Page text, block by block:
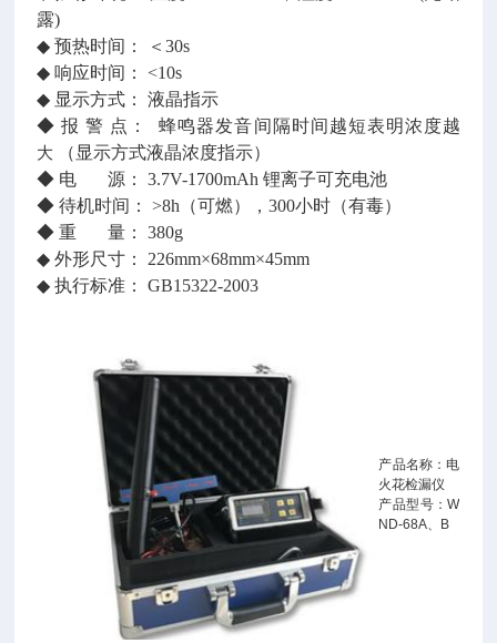
露)
◆ 预热时间： ＜30s
◆ 响应时间： <10s
◆ 显示方式： 液晶指示
◆ 报 警 点： 蜂鸣器发音间隔时间越短表明浓度越
大 （显示方式液晶浓度指示）
◆ 电 源： 3.7V-1700mAh 锂离子可充电池
◆ 待机时间： >8h（可燃），300小时（有毒）
◆ 重 量： 380g
◆ 外形尺寸： 226mm×68mm×45mm
◆ 执行标准： GB15322-2003
产品名称：电
火花检漏仪
产品型号：W
ND-68A、B